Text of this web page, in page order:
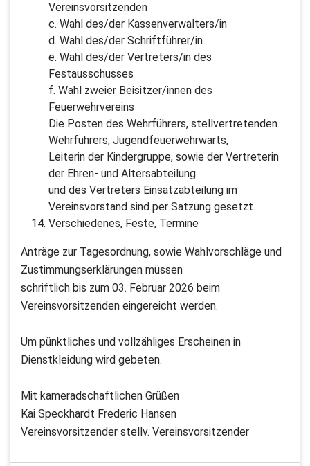
Vereinsvorsitzenden
c. Wahl des/der Kassenverwalters/in
d. Wahl des/der Schriftführer/in
e. Wahl des/der Vertreters/in des
Festausschusses
f. Wahl zweier Beisitzer/innen des
Feuerwehrvereins
Die Posten des Wehrführers, stellvertretenden
Wehrführers, Jugendfeuerwehrwarts,
Leiterin der Kindergruppe, sowie der Vertreterin
der Ehren- und Altersabteilung
und des Vertreters Einsatzabteilung im
Vereinsvorstand sind per Satzung gesetzt.
Verschiedenes, Feste, Termine
Anträge zur Tagesordnung, sowie Wahlvorschläge und
Zustimmungserklärungen müssen
schriftlich bis zum 03. Februar 2026 beim
Vereinsvorsitzenden eingereicht werden.
Um pünktliches und vollzähliges Erscheinen in
Dienstkleidung wird gebeten.
Mit kameradschaftlichen Grüßen
Kai Speckhardt Frederic Hansen
Vereinsvorsitzender stellv. Vereinsvorsitzender